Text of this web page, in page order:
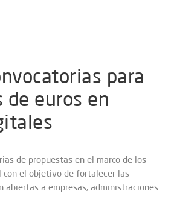
para
euros en
de propuestas en el marco de los
el objetivo de fortalecer las
abiertas a empresas, administraciones